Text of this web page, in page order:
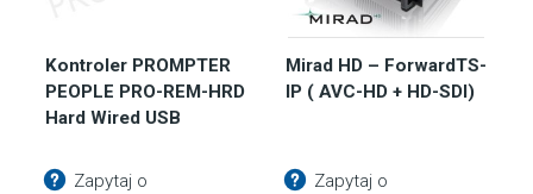
Kontroler PROMPTER
PEOPLE PRO-REM-HRD
Hard Wired USB
Zapytaj o
Mirad HD – ForwardTS-
IP ( AVC-HD + HD-SDI)
Zapytaj o